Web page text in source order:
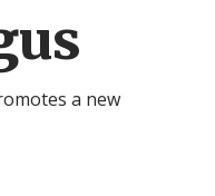
a new